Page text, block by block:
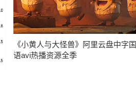
《小黄人与大怪兽》阿里云盘中字国
语avi热播资源全季